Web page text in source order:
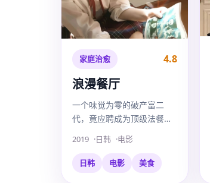
家庭治愈 4.8
浪漫餐厅
一个味觉为零的破产富二
代，竟应聘成为顶级法餐厅
前女友。
2019 日韩 电影
日韩 电影 美食